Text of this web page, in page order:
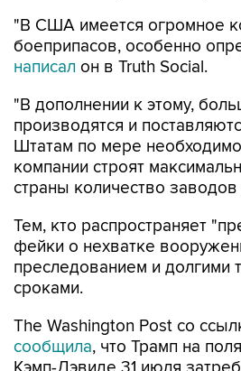
"В США имеется огромное
боеприпасов, особенно
написал он в Truth Social.
"В дополнении к этому,
производятся и
Штатам по мере
компании строят
страны количество
Тем, кто распространяет
фейки о нехватке
преследованием и долгими
сроками.
The Washington Post со
сообщила, что Трамп на